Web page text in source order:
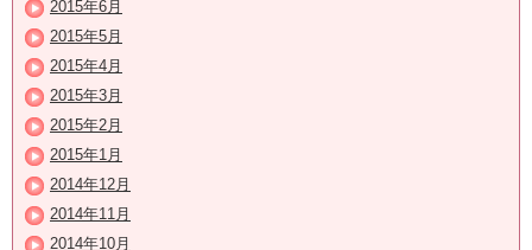
2015年6月
2015年5月
2015年4月
2015年3月
2015年2月
2015年1月
2014年12月
2014年11月
2014年10月